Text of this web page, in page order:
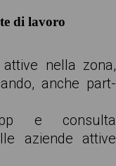
di lavoro
nella zona,
anche part-
e consulta
aziende attive